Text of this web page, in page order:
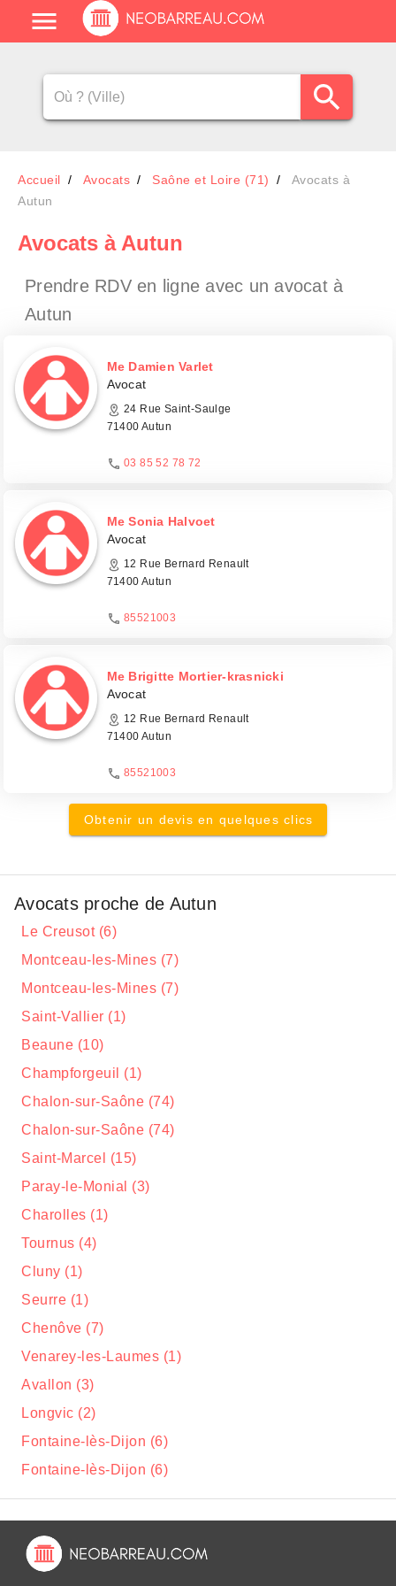
Accueil Avocats Saône et Loire (71)
Avocats à
Autun
Avocats à Autun
Prendre RDV en ligne avec un avocat à
Autun
Me Damien Varlet
Avocat
24 Rue Saint-Saulge
71400 Autun
03 85 52 78 72
Me Sonia Halvoet
Avocat
12 Rue Bernard Renault
71400 Autun
85521003
Me Brigitte Mortier-krasnicki
Avocat
12 Rue Bernard Renault
71400 Autun
85521003
Obtenir un devis en quelques clics
Avocats proche de Autun
Le Creusot (6)
Montceau-les-Mines (7)
Montceau-les-Mines (7)
Saint-Vallier (1)
Beaune (10)
Champforgeuil (1)
Chalon-sur-Saône (74)
Chalon-sur-Saône (74)
Saint-Marcel (15)
Paray-le-Monial (3)
Charolles (1)
Tournus (4)
Cluny (1)
Seurre (1)
Chenôve (7)
Venarey-les-Laumes (1)
Avallon (3)
Longvic (2)
Fontaine-lès-Dijon (6)
Fontaine-lès-Dijon (6)